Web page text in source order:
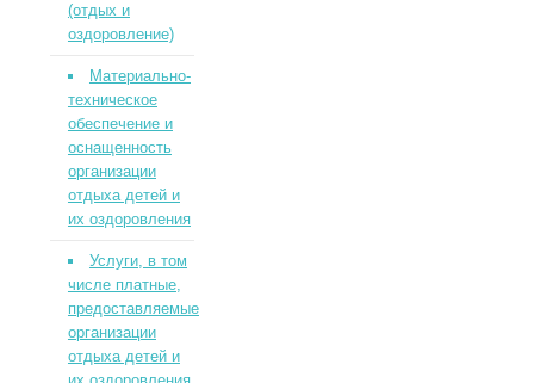
(отдых и
оздоровление)
Материально-
техническое
обеспечение и
оснащенность
организации
отдыха детей и
их оздоровления
Услуги, в том
числе платные,
предоставляемые
организации
отдыха детей и